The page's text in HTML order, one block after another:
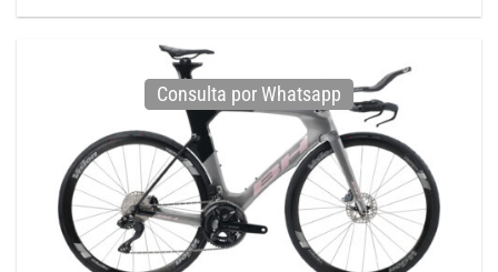
Consulta por Whatsapp